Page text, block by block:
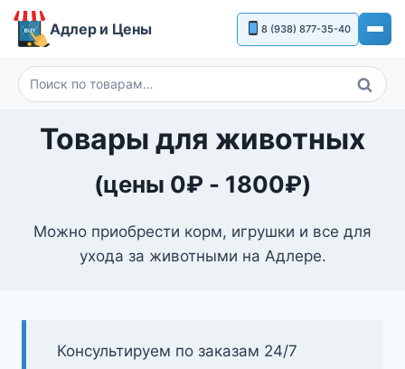
Перейти
Адлер и Цены 8 (938) 877-35-40
Искать:
Поиск
Товары для животных
(цены 0₽ - 1800₽)
Можно приобрести корм, игрушки и все для
ухода за животными на Адлере.
Консультируем по заказам 24/7